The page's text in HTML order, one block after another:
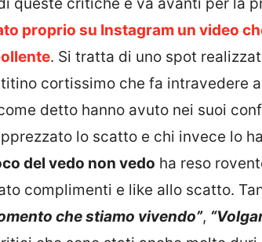
proprio su Instagram un video
. Si tratta di uno spot
cortissimo che fa intravedere
detto hanno avuto nei suoi
lo scatto e chi invece lo
del vedo non vedo ha reso
complimenti e like allo scatto.
che stiamo vivendo”,